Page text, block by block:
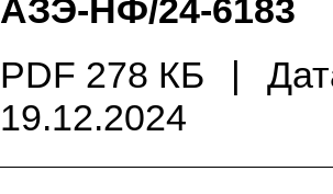
АЗЭ-НФ/24-6183
PDF 278 КБ
|
19.12.2024